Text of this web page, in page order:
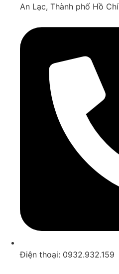
An Lạc, Thành phố Hồ
Điện thoại: 0932.932.159